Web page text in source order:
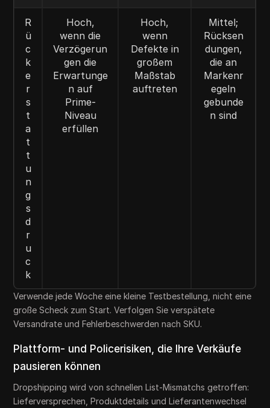
R
ü
c
k
e
r
s
t
a
t
t
u
n
g
s
d
r
u
c
k
Hoch,
wenn die
Verzögerun
gen die
Erwartunge
n auf
Prime-
Niveau
erfüllen
Hoch,
wenn
Defekte in
großem
Maßstab
auftreten
Mittel;
Rücksen
dungen,
die an
Markenr
egeln
gebunde
n sind
Verwende jede Woche eine kleine Testbestellung, nicht eine
große Scheck zum Start. Verfolgen Sie verspätete
Versandrate und Fehlerbeschwerden nach SKU.
Plattform- und Policerisiken, die Ihre Verkäufe
pausieren können
Dropshipping wird von schnellen List-Mismatchs getroffen:
Lieferversprechen, Produktdetails und Lieferantenwechsel